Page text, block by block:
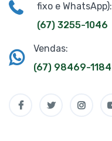
fixo e WhatsApp):
(67) 3255-1046
Vendas:
(67) 98469-1184